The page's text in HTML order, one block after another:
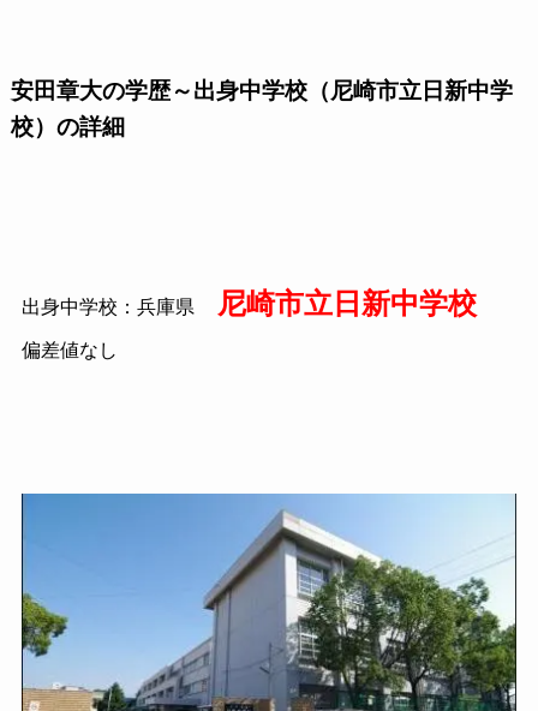
安田章大の学歴～出身中学校（尼崎市立日新中学
校）の詳細
出身中学校：兵庫県 尼崎市立日新中学校
偏差値なし